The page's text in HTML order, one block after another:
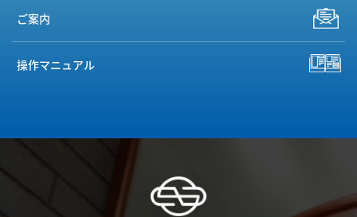
ご案内
操作マニュアル